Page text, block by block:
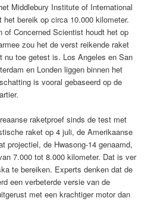
Middlebury Institute of International
bereik op circa 10.000 kilometer.
of Concerned Scientist houdt het op
zou het de verst reikende raket
nu toe getest is. Los Angeles en San
en Londen liggen binnen het
is vooral gebaseerd op de
raketproef sinds de test met
raket op 4 juli, de Amerikaanse
projectiel, de Hwasong-14 genaamd,
7.000 tot 8.000 kilometer. Dat is ver
te bereiken. Experts denken dat de
een verbeterde versie van de
met een krachtiger motor dan